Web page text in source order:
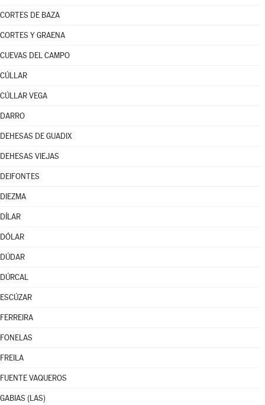
CORTES DE BAZA
CORTES Y GRAENA
CUEVAS DEL CAMPO
CÚLLAR
CÚLLAR VEGA
DARRO
DEHESAS DE GUADIX
DEHESAS VIEJAS
DEIFONTES
DIEZMA
DÍLAR
DÓLAR
DÚDAR
DÚRCAL
ESCÚZAR
FERREIRA
FONELAS
FREILA
FUENTE VAQUEROS
GABIAS (LAS)